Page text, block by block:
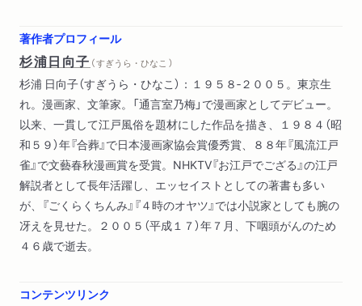
著作者プロフィール
杉浦日向子 （ すぎうら・ひなこ ）
杉浦 日向子（すぎうら・ひなこ）：１９５８‐２００５。東京生
れ。漫画家、文筆家。「通言室乃梅」で漫画家としてデビュー。
以来、一貫して江戸風俗を題材にした作品を描き、１９８４（昭
和５９）年『合葬』で日本漫画家協会賞優秀賞、８８年『風流江戸
雀』で文藝春秋漫画賞を受賞。NHKTV『お江戸でござる』の江戸
解説者として長年活躍し、エッセイストとしての著書も多い
が、『ごくらくちんみ』『４時のオヤツ』では小説家としても腕の
冴えを見せた。２００５（平成１７）年７月、下咽頭がんのため
４６歳で逝去。
コンテンツリンク